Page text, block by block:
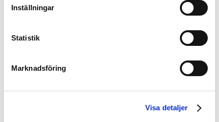
Inställningar
Statistik
Marknadsföring
Visa detaljer
att motverka matchfixning och öka kunskapen kring
Bland annat har utbildningar för anti-matchfixning och
spelansvar tagits fram vilka är obligatoriska för samtliga
vidareutveckla den svenska elitfotbollen, i allt från